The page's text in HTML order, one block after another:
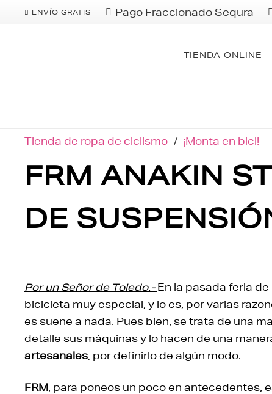
ENVÍO GRATIS Pago Fraccionado Sequra
TIENDA ONLINE
Tienda de ropa de ciclismo / ¡Monta en bici!
FRM ANAKIN
DE
Por un Señor de Toledo.- En la pasada feria de
bicicleta muy especial, y lo es, por varias
es suene a nada. Pues bien, se trata de una
detalle sus máquinas y lo hacen de una
artesanales , por definirlo de algún modo.
FRM , para poneos un poco en antecedentes,